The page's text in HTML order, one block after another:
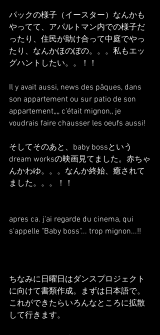
パックの様子（イースター）なんかも
やってて、アパルトマン内での様子だ
ったり、住民が助け合って中庭でやっ
たり、なんかほのぼの。。。私もエッ
グハントしたい。。！！
Il y avait aussi, news des pâques, dans
son appartement ou sur patio de son
appartement,,,, c'était mignon,, je
voudrais faire chausser les oeufs aussi!
そしてそのあと、baby bossという
dream worksの映画見てました。赤ちゃ
んかわゆ。。。なんか終始、癒されて
ました。。。！！
apres ca. j'ai regarde du cinema, qui
s'appelle "Baby boss"... trop mignon...!!
ちなみに日曜日はダンスプロジェクト
に向けて書類作成。まずは日本語で。
これができたらいろんなところに拡散
して行きます。